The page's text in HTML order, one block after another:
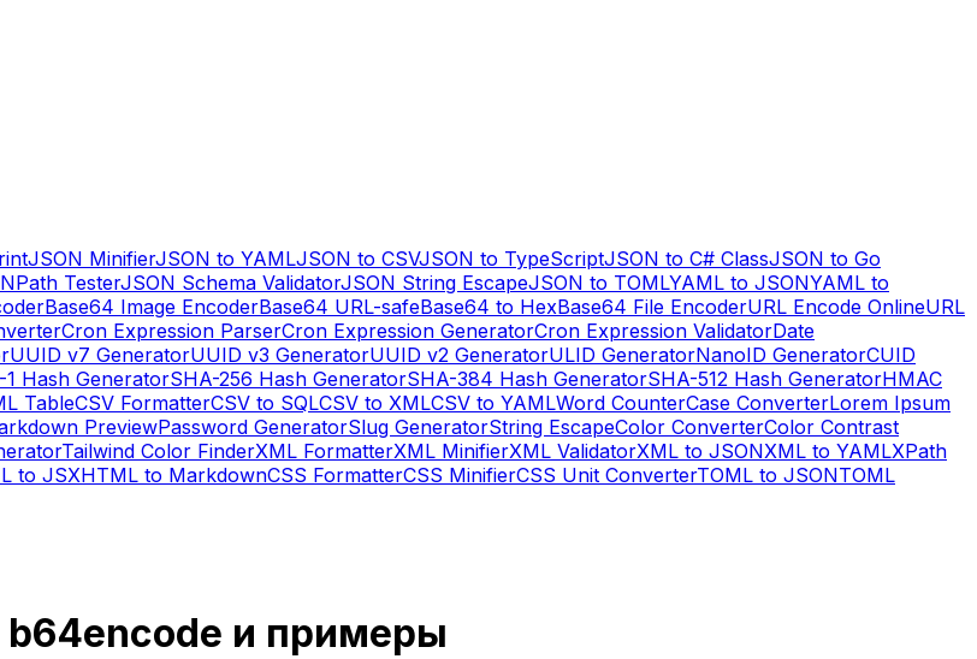
JSON MinifierJSON to YAMLJSON to CSVJSON to TypeScriptJSON to C# ClassJSON to Go
TesterJSON Schema ValidatorJSON String EscapeJSON to TOMLYAML to JSONYAML to
Base64 Image EncoderBase64 URL-safeBase64 to HexBase64 File EncoderURL Encode OnlineURL
Cron Expression ParserCron Expression GeneratorCron Expression ValidatorDate
UUID v7 GeneratorUUID v3 GeneratorUUID v2 GeneratorULID GeneratorNanoID GeneratorCUID
1 Hash GeneratorSHA-256 Hash GeneratorSHA-384 Hash GeneratorSHA-512 Hash GeneratorHMAC
TableCSV FormatterCSV to SQLCSV to XMLCSV to YAMLWord CounterCase ConverterLorem Ipsum
PreviewPassword GeneratorSlug GeneratorString EscapeColor ConverterColor Contrast
Tailwind Color FinderXML FormatterXML MinifierXML ValidatorXML to JSONXML to YAMLXPath
to JSXHTML to MarkdownCSS FormatterCSS MinifierCSS Unit ConverterTOML to JSONTOML
b64encode и примеры